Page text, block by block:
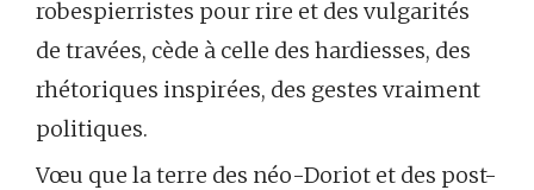
robespierristes pour rire et des vulgarités
de travées, cède à celle des hardiesses, des
rhétoriques inspirées, des gestes vraiment
politiques.
Vœu que la terre des néo-Doriot et des post-